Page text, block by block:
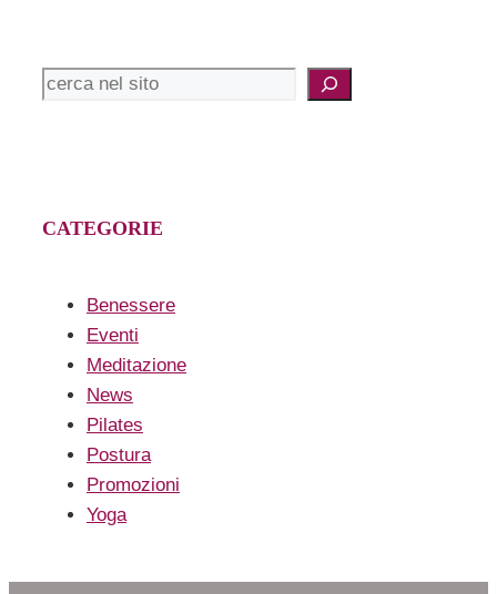
Cerca
CATEGORIE
Benessere
Eventi
Meditazione
News
Pilates
Postura
Promozioni
Yoga